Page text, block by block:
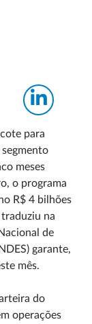
para
meses
o programa
R$ 4 bilhões
na
de
garante,
mês.
do
operações